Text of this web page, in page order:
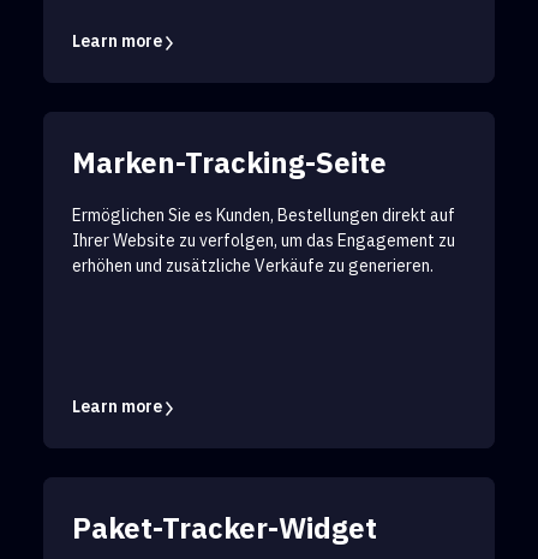
Learn more
Marken-Tracking-Seite
Ermöglichen Sie es Kunden, Bestellungen direkt auf
Ihrer Website zu verfolgen, um das Engagement zu
erhöhen und zusätzliche Verkäufe zu generieren.
Learn more
Paket-Tracker-Widget